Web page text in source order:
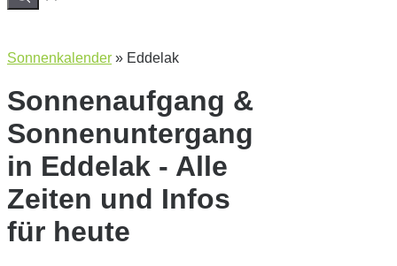
Sonnenkalender » Eddelak
Sonnenaufgang &
Sonnenuntergang
in Eddelak - Alle
Zeiten und Infos
für heute